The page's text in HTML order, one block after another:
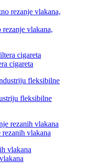
vlakana,
cigareta
fleksibilne
vlakana